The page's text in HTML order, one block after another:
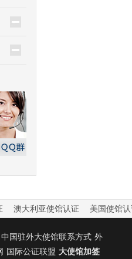
澳大利亚使馆认证 美国使馆
中国驻外大使馆联系方式 外
国际公证联盟 大使馆加签